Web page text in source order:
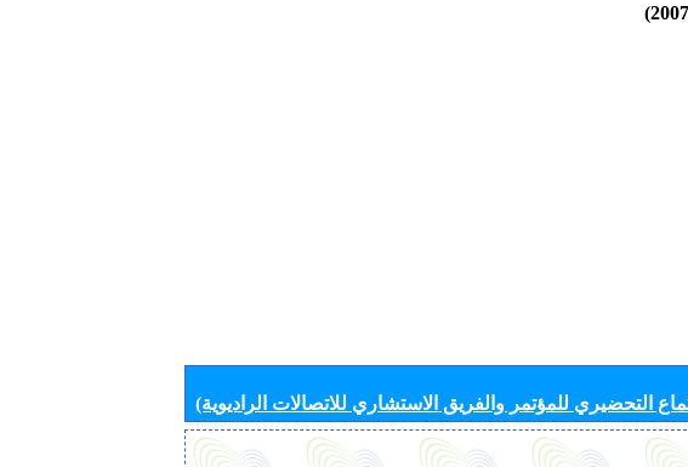
التحضيري للمؤتمر والفريق الاستشاري للاتصالات الراديوية)